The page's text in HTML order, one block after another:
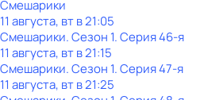
Смешарики
11 августа, вт в 21:05
Смешарики. Сезон 1. Серия 46-я
11 августа, вт в 21:15
Смешарики. Сезон 1. Серия 47-я
11 августа, вт в 21:25